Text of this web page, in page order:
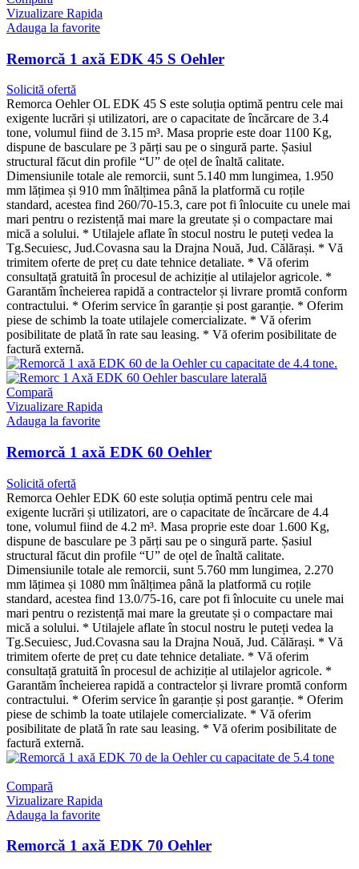
Vizualizare Rapida
Adauga la favorite
Remorcă 1 axă EDK 45 S Oehler
Solicită ofertă
Remorca Oehler OL EDK 45 S este soluția optimă pentru cele mai
exigente lucrări și utilizatori, are o capacitate de încărcare de 3.4
tone, volumul fiind de 3.15 m³. Masa proprie este doar 1100 Kg,
dispune de basculare pe 3 părți sau pe o singură parte. Șasiul
structural făcut din profile “U” de oțel de înaltă calitate.
Dimensiunile totale ale remorcii, sunt 5.140 mm lungimea, 1.950
mm lățimea și 910 mm înălțimea până la platformă cu roțile
standard, acestea find 260/70-15.3, care pot fi înlocuite cu unele mai
mari pentru o rezistență mai mare la greutate și o compactare mai
mică a solului. * Utilajele aflate în stocul nostru le puteți vedea la
Tg.Secuiesc, Jud.Covasna sau la Drajna Nouă, Jud. Călărași. * Vă
trimitem oferte de preț cu date tehnice detaliate. * Vă oferim
consultață gratuită în procesul de achiziție al utilajelor agricole. *
Garantăm încheierea rapidă a contractelor și livrare promtă conform
contractului. * Oferim service în garanție și post garanție. * Oferim
piese de schimb la toate utilajele comercializate. * Vă oferim
posibilitate de plată în rate sau leasing. * Vă oferim posibilitate de
factură externă.
Compară
Vizualizare Rapida
Adauga la favorite
Remorcă 1 axă EDK 60 Oehler
Solicită ofertă
Remorca Oehler EDK 60 este soluția optimă pentru cele mai
exigente lucrări și utilizatori, are o capacitate de încărcare de 4.4
tone, volumul fiind de 4.2 m³. Masa proprie este doar 1.600 Kg,
dispune de basculare pe 3 părți sau pe o singură parte. Șasiul
structural făcut din profile “U” de oțel de înaltă calitate.
Dimensiunile totale ale remorcii, sunt 5.760 mm lungimea, 2.270
mm lățimea și 1080 mm înălțimea până la platformă cu roțile
standard, acestea find 13.0/75-16, care pot fi înlocuite cu unele mai
mari pentru o rezistență mai mare la greutate și o compactare mai
mică a solului. * Utilajele aflate în stocul nostru le puteți vedea la
Tg.Secuiesc, Jud.Covasna sau la Drajna Nouă, Jud. Călărași. * Vă
trimitem oferte de preț cu date tehnice detaliate. * Vă oferim
consultață gratuită în procesul de achiziție al utilajelor agricole. *
Garantăm încheierea rapidă a contractelor și livrare promtă conform
contractului. * Oferim service în garanție și post garanție. * Oferim
piese de schimb la toate utilajele comercializate. * Vă oferim
posibilitate de plată în rate sau leasing. * Vă oferim posibilitate de
factură externă.
Compară
Vizualizare Rapida
Adauga la favorite
Remorcă 1 axă EDK 70 Oehler